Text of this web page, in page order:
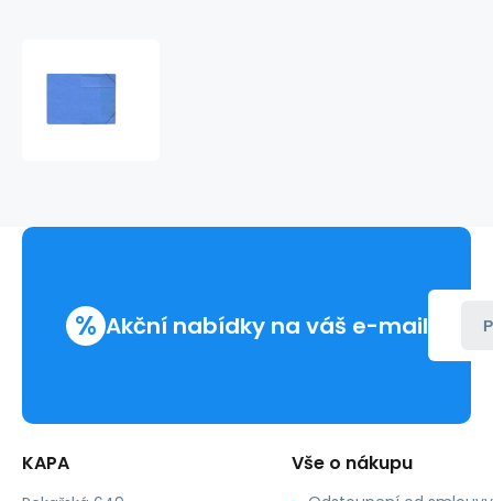
1ks
% Akční nabídky na váš e-mail
KAPA Vše o nákupu